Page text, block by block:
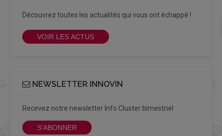
Découvrez toutes les actualités qui vous ont échappé !
VOIR LES ACTUS
NEWSLETTER INNOVIN
Recevez notre newsletter Info Cluster bimestriel
S'ABONNER